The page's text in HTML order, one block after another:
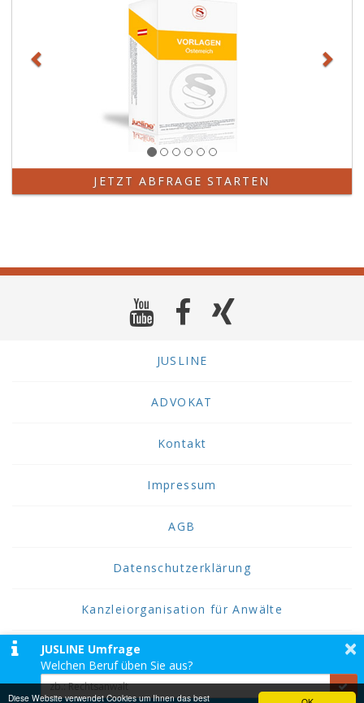
Diese Website verwendet Cookies um Ihnen das best
JETZT ABFRAGE STARTEN
JUSLINE
ADVOKAT
Kontakt
Impressum
AGB
Datenschutzerklärung
Kanzleiorganisation für Anwälte
JUSLINE® ist eine Marke der ADVOKAT
Unternehmensberatung Greiter & Greiter GmbH.
×
JUSLINE Umfrage
Welchen Beruf üben Sie aus?